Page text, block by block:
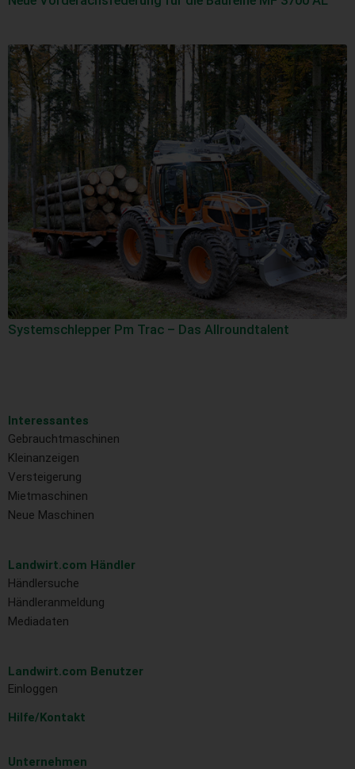
Systemschlepper Pm Trac – Das Allroundtalent
Interessantes
Gebrauchtmaschinen
Kleinanzeigen
Versteigerung
Mietmaschinen
Neue Maschinen
Landwirt.com Händler
Händlersuche
Händleranmeldung
Mediadaten
Landwirt.com Benutzer
Einloggen
Hilfe/Kontakt
Unternehmen